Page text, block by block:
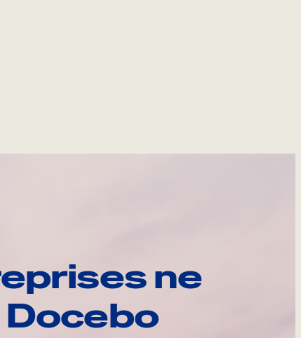
ne
Docebo